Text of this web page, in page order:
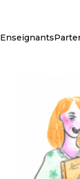
Enseignants